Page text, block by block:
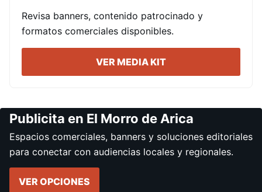
Revisa banners, contenido patrocinado y
formatos comerciales disponibles.
VER MEDIA KIT
Publicita en El Morro de Arica
Espacios comerciales, banners y soluciones editoriales
para conectar con audiencias locales y regionales.
VER OPCIONES